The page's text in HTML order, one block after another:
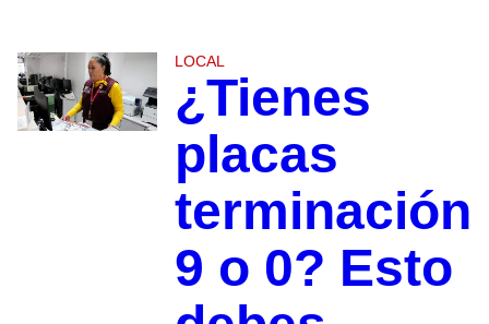
LOCAL
¿Tienes
placas
terminación
9 o 0? Esto